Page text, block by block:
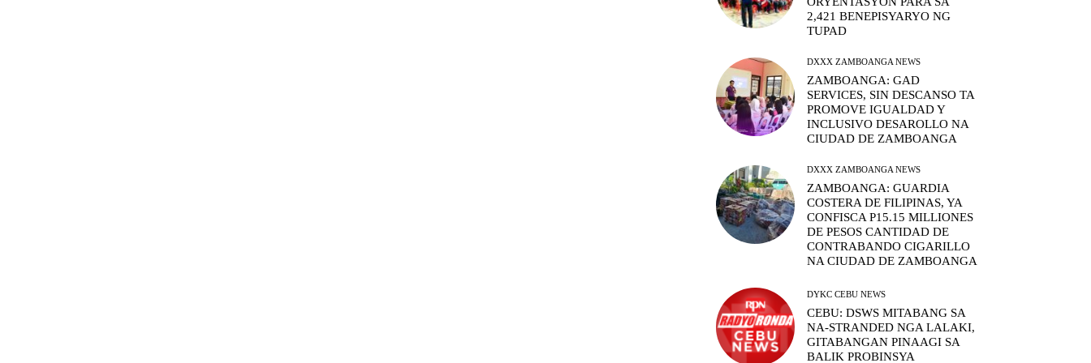
2,421 BENEPISYARYO NG
TUPAD
DXXX ZAMBOANGA NEWS
ZAMBOANGA: GAD
SERVICES, SIN DESCANSO TA
PROMOVE IGUALDAD Y
INCLUSIVO DESAROLLO NA
CIUDAD DE ZAMBOANGA
DXXX ZAMBOANGA NEWS
ZAMBOANGA: GUARDIA
COSTERA DE FILIPINAS, YA
CONFISCA P15.15 MILLIONES
DE PESOS CANTIDAD DE
CONTRABANDO CIGARILLO
NA CIUDAD DE ZAMBOANGA
DYKC CEBU NEWS
CEBU: DSWS MITABANG SA
NA-STRANDED NGA LALAKI,
GITABANGAN PINAAGI SA
BALIK PROBINSYA